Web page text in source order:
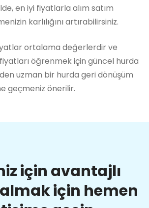
en iyi fiyatlarla alım satım
karlılığını artırabilirsiniz.
ortalama değerlerdir ve
öğrenmek için güncel hurda
uzman bir hurda geri dönüşüm
geçmeniz önerilir.
için avantajlı
için hemen